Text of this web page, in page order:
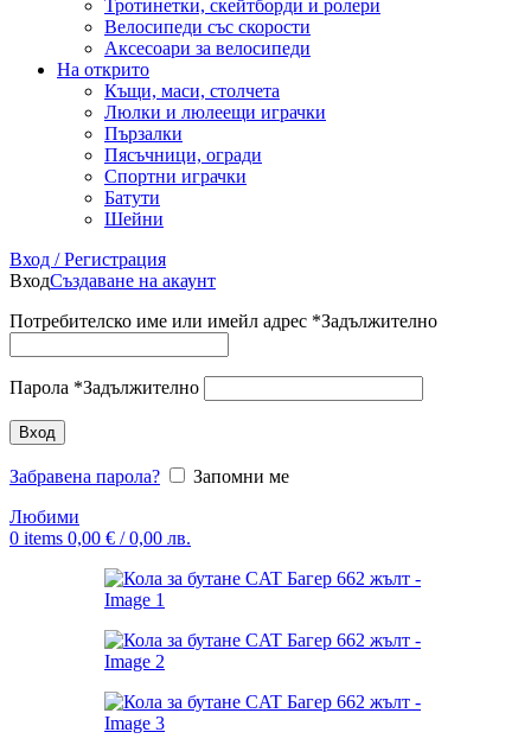
Тротинетки, скейтборди и ролери
Велосипеди със скорости
Аксесоари за велосипеди
На открито
Къщи, маси, столчета
Люлки и люлеещи играчки
Пързалки
Пясъчници, огради
Спортни играчки
Батути
Шейни
Вход / Регистрация
ВходСъздаване на акаунт
Потребителско име или имейл адрес *Задължително
Парола *Задължително
Вход
Забравена парола?
Запомни ме
Любими
0 items 0,00 € / 0,00 лв.